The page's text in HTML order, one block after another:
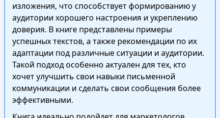
изложения, что способствует формированию у
аудитории хорошего настроения и укреплению
доверия. В книге представлены примеры
успешных текстов, а также рекомендации по их
адаптации под различные ситуации и аудитории.
Такой подход особенно актуален для тех, кто
хочет улучшить свои навыки письменной
коммуникации и сделать свои сообщения более
эффективными.